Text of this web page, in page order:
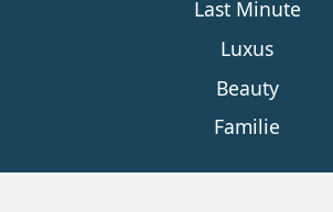
Last Minute
Luxus
Beauty
Familie